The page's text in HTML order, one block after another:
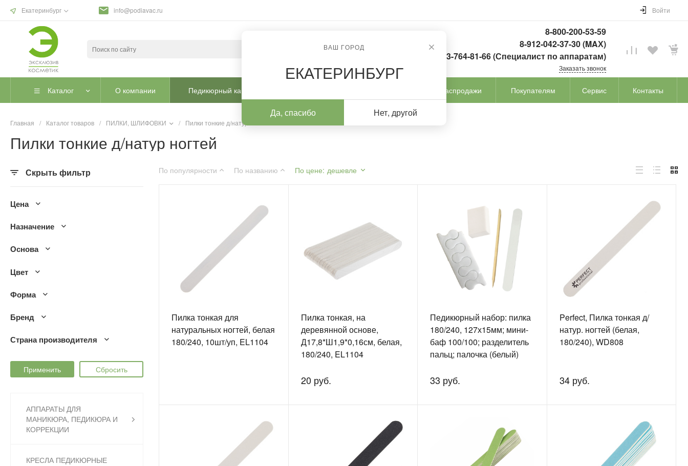
Екатеринбург
ВАШ ГОРОД
ЕКАТЕРИНБУРГ
Да, спасибо Нет, другой
info@podiavac.ru Войти
8-800-200-53-59
8-912-042-37-30 (MAХ)
8-963-764-81-66 (Специалист по аппаратам)
Заказать звонок
Каталог О компании Педикюрный кабинет Распродажи Покупателям Сервис Контакты
Главная / Каталог товаров / ПИЛКИ, ШЛИФОВКИ / Пилки тонкие д/натур ногтей
Пилки тонкие д/натур ногтей
Скрыть фильтр
Цена
Назначение
Основа
Цвет
Форма
Бренд
Страна производителя
АППАРАТЫ ДЛЯ
МАНИКЮРА, ПЕДИКЮРА И
КОРРЕКЦИИ
КРЕСЛА ПЕДИКЮРНЫЕ
По популярности По названию По цене: дешевле
Пилка тонкая для
натуральных ногтей, белая
180/240, 10шт/уп, EL1104
Пилка тонкая, на
деревянной основе,
Д17,8*Ш1,9*0,16см, белая,
180/240, EL1104
20 руб.
Педикюрный набор: пилка
180/240, 127х15мм; мини-
баф 100/100; разделитель
пальц; палочка (белый)
33 руб.
Perfect, Пилка тонкая д/
натур. ногтей (белая,
180/240), WD808
34 руб.